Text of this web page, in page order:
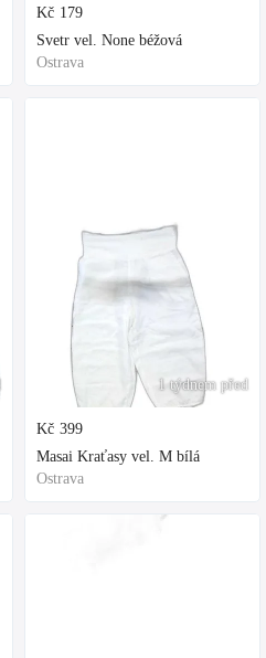
Kč 179
Svetr vel. None béžová
Ostrava
1 týdnem před
Kč 399
Masai Kraťasy vel. M bílá
Ostrava